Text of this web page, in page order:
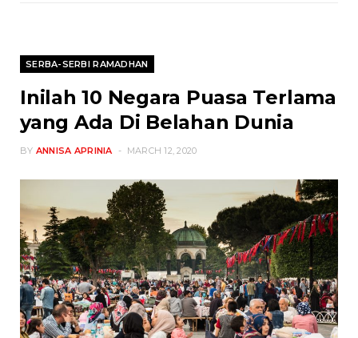
SERBA-SERBI RAMADHAN
Inilah 10 Negara Puasa Terlama
yang Ada Di Belahan Dunia
BY ANNISA APRINIA MARCH 12, 2020